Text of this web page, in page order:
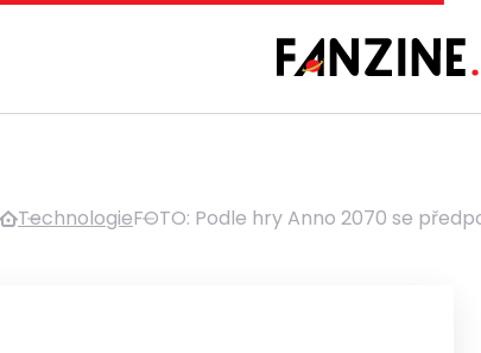
TechnologieFOTO: Podle hry Anno 2070 se